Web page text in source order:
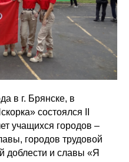
в г. Брянске, в
состоялся II
учащихся городов –
городов трудовой
доблести и славы «Я